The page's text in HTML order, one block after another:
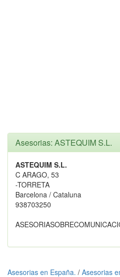
Asesorias: ASTEQUIM S.L.
ASTEQUIM S.L.
C ARAGO, 53
-TORRETA
Barcelona / Cataluna
938703250
Asesorias en España. / Asesorias